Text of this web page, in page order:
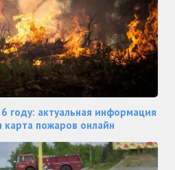
году: актуальная информация
карта пожаров онлайн